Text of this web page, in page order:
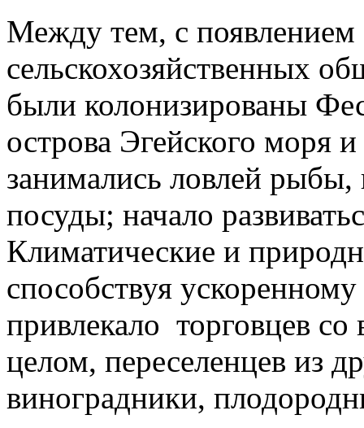
Между тем, с
сельскохозяйственных
были колонизированы
острова Эгейского моря
занимались ловлей рыбы,
посуды; начало
Климатические и
способствуя
привлекало торговцев
целом, переселенцев из
виноградники,